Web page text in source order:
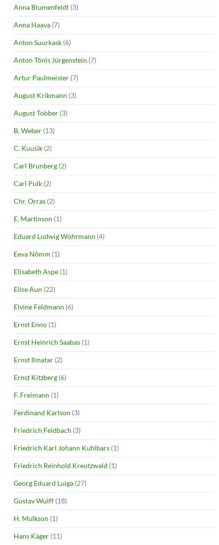
Anna Blumenfeldt (3)
Anna Haava (7)
Anton Suurkask (6)
Anton Tõnis Jürgenstein (7)
Artur Paulmeister (7)
August Krikmann (3)
August Tobber (3)
B. Weber (13)
C. Kuusik (2)
Carl Brunberg (2)
Carl Pulk (2)
Chr. Orras (2)
E. Martinson (1)
Eduard Ludwig Wöhrmann (4)
Eeva Nõmm (1)
Elisabeth Aspe (1)
Elise Aun (22)
Elvine Feldmann (6)
Ernst Enno (1)
Ernst Heinrich Saabas (1)
Ernst Ilmatar (2)
Ernst Kitzberg (6)
F. Freimann (1)
Ferdinand Karlson (3)
Friedrich Feldbach (3)
Friedrich Karl Johann Kuhlbars (1)
Friedrich Reinhold Kreutzwald (1)
Georg Eduard Luiga (27)
Gustav Wulff (18)
H. Mulkson (1)
Hans Käger (11)